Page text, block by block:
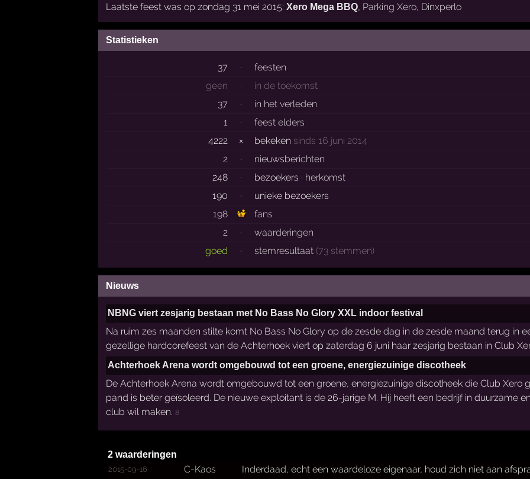
Laatste feest was op zondag 31 mei 2015: Xero Mega BBQ, Parking Xero, Dinxperlo
Statistieken
37 ·
feesten
geen
·
in de toekomst
37
·
in het verleden
1
·
feest elders
4222
× bekeken sinds 16 juni 2014
2
·
nieuwsberichten
248
· bezoekers · herkomst
190
·
unieke bezoekers
198
fans
2
·
waarderingen
goed
· stemresultaat (73 stemmen)
Nieuws
NBNG viert zesjarig bestaan met No Bass No Glory XXL indoor festival
Na ruim zes maanden stilte komt No Bass No Glory op de zesde dag in de zesde maand terug in
gezellige hardcorefeest van de Achterhoek viert op zaterdag 6 juni haar zesjarig bestaan in Club
Achterhoek Arena wordt omgebouwd tot een groene, energiezuinige discotheek
De Achterhoek Arena wordt omgebouwd tot een groene, energiezuinige discotheek die Club
pand is beter geïsoleerd. De nieuwe exploitant is de 26-jarige M. Hij heeft een bedrijf in duurzame
club wil maken. 8
2 waarderingen
2015-09-16 C-Kaos
Inderdaad, echt een waardeloze eigenaar, houd zich niet aan